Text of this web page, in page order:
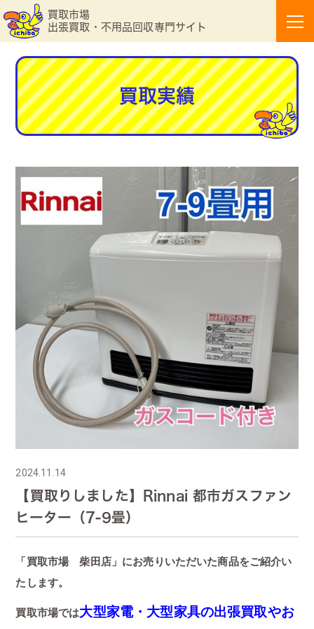
買取市場
出張買取・不用品回収専門サイト
買取実績
2024.11.14
【買取りしました】Rinnai 都市ガスファン
ヒーター（7-9畳）
「買取市場 柴田店」にお売りいただいた商品をご紹介い
たします。
買取市場では大型家電・大型家具の出張買取やお